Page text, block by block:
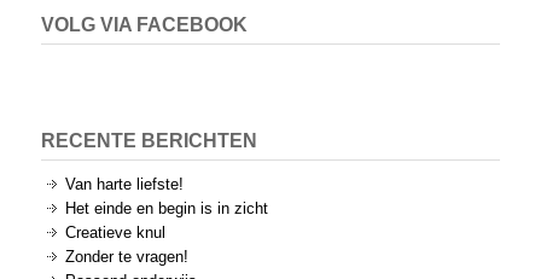
VOLG VIA FACEBOOK
RECENTE BERICHTEN
Van harte liefste!
Het einde en begin is in zicht
Creatieve knul
Zonder te vragen!